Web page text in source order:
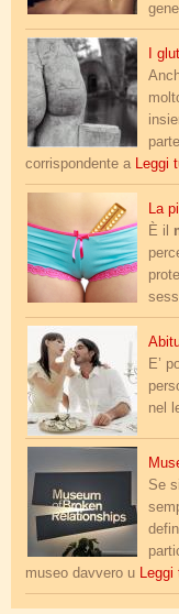
glutei.jpg
I
corrispondente a Leggi
pillola.png
La
È il
tavola_e_letto.jpg
E’
nel
Se
museo davvero u Leggi